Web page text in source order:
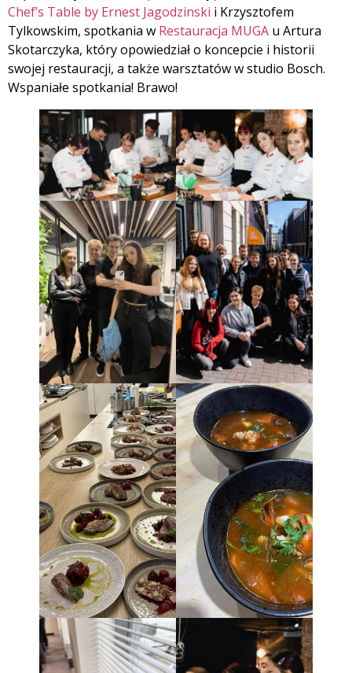
Chef’s Table by Ernest Jagodzinski i Krzysztofem
Tylkowskim, spotkania w Restauracja MUGA u Artura
Skotarczyka, który opowiedział o koncepcie i historii
swojej restauracji, a także warsztatów w studio Bosch.
Wspaniałe spotkania! Brawo!